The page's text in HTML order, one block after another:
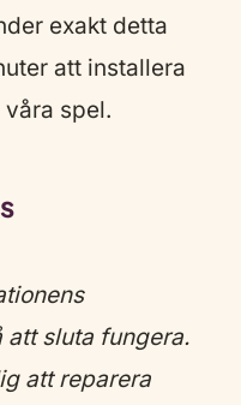
exakt detta
att installera
spel.
sluta fungera.
att reparera